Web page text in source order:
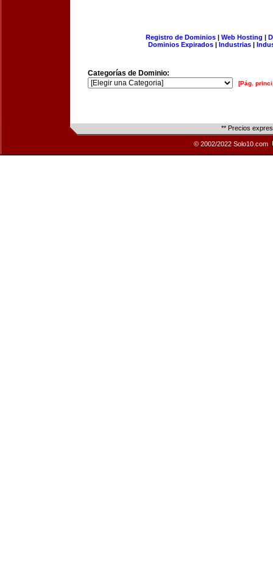
Registro de Dominios| Web Hosting |
Dominios Expirados | Industrias |
Categorías de Dominio:
[Pág.
** Precios
© 2002/2022 Solo10.com